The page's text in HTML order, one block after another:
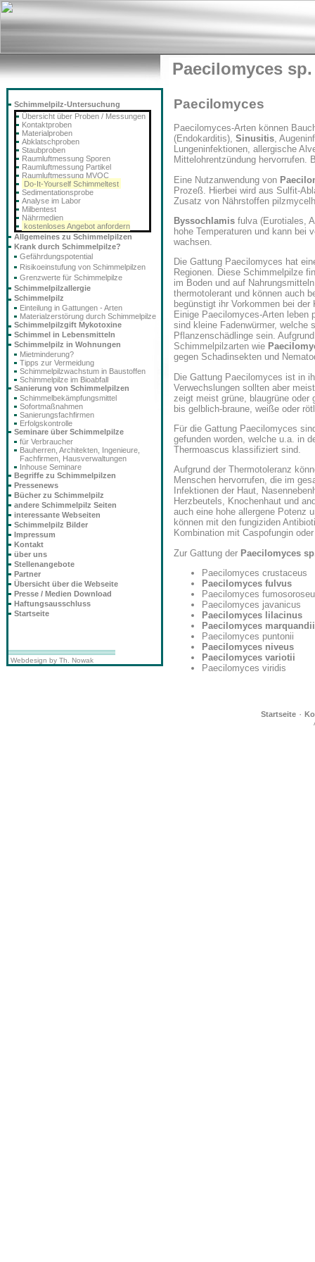
Paecilomyces sp.
Paecilomyces
Paecilomyces-Arten können
(Endokarditis), Sinusitis,
Lungeninfektionen, allergische
Mittelohrentzündung hervorrufen.
Eine Nutzanwendung von
Prozeß. Hierbei wird aus Sulfit-
Zusatz von Nährstoffen
Byssochlamis fulva (Eurotiales,
hohe Temperaturen und kann bei
wachsen.
Die Gattung Paecilomyces hat
Regionen. Diese Schimmelpilze
im Boden und auf
thermotolerant und können auch
begünstigt ihr Vorkommen bei
Einige Paecilomyces-Arten leben
sind kleine Fadenwürmer, welche
Pflanzenschädlinge sein.
Schimmelpilzarten wie
gegen Schadinsekten und
Die Gattung Paecilomyces ist in
Verwechslungen sollten aber
zeigt meist grüne, blaugrüne oder
bis gelblich-braune, weiße oder
Für die Gattung Paecilomyces
gefunden worden, welche u.a. in
Thermoascus klassifiziert sind.
Aufgrund der Thermotoleranz
Menschen hervorrufen, die im
Infektionen der Haut,
Herzbeutels, Knochenhaut und
auch eine hohe allergene Potenz
können mit den fungiziden
Kombination mit Caspofungin
Zur Gattung der Paecilomyces
Paecilomyces crustaceus
Paecilomyces fulvus
Paecilomyces
Paecilomyces javanicus
Paecilomyces lilacinus
Paecilomyces marquandii
Paecilomyces puntonii
Paecilomyces niveus
Paecilomyces variotii
Paecilomyces viridis
Startseite·
Schimmelpilz-Untersuchung
Übersicht über Proben / Messungen
Kontaktproben
Materialproben
Abklatschproben
Staubproben
Raumluftmessung Sporen
Raumluftmessung Partikel
Raumluftmessung MVOC
Do-It-Yourself Schimmeltest
Sedimentationsprobe
Analyse im Labor
Milbentest
Nährmedien
kostenloses Angebot anfordern
Allgemeines zu Schimmelpilzen
Krank durch Schimmelpilze?
Gefährdungspotential
Risikoeinstufung von Schimmelpilzen
Grenzwerte für Schimmelpilze
Schimmelpilzallergie
Schimmelpilz
Einteilung in Gattungen - Arten
Materialzerstörung durch Schimmelpilze
Schimmelpilzgift Mykotoxine
Schimmel in Lebensmitteln
Schimmelpilz in Wohnungen
Mietminderung?
Tipps zur Vermeidung
Schimmelpilzwachstum in Baustoffen
Schimmelpilze im Bioabfall
Sanierung von Schimmelpilzen
Schimmelbekämpfungsmittel
Sofortmaßnahmen
Sanierungsfachfirmen
Erfolgskontrolle
Seminare über Schimmelpilze
für Verbraucher
Bauherren, Architekten, Ingenieure,
Fachfirmen, Hausverwaltungen
Inhouse Seminare
Begriffe zu Schimmelpilzen
Pressenews
Bücher zu Schimmelpilz
andere Schimmelpilz Seiten
interessante Webseiten
Schimmelpilz Bilder
Impressum
Kontakt
über uns
Stellenangebote
Partner
Übersicht über die Webseite
Presse / Medien Download
Haftungsausschluss
Startseite
Webdesign by Th. Nowak